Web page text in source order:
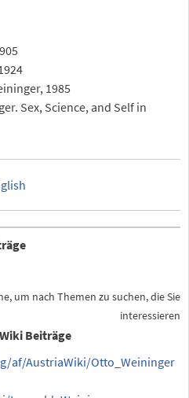
1985
Sex, Science, and Self in
um nach Themen zu suchen, die Sie
interessieren
Beiträge
af/AustriaWiki/Otto_Weininger